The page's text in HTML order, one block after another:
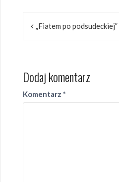
Nawigacja
wpisu
„Fiatem po podsudeckiej”
Dodaj komentarz
Komentarz *